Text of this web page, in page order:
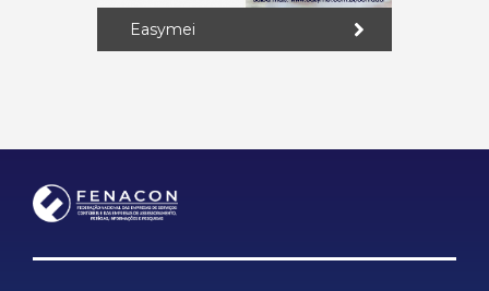
Easymei